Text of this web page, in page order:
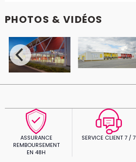
PHOTOS & VIDÉOS
ASSURANCE
REMBOURSEMENT
EN 48H
SERVICE CLIENT 7 / 7